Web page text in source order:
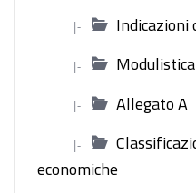
|- Indicazioni
|-
|- Allegato A
|-
economiche